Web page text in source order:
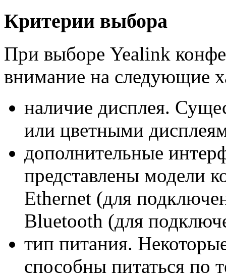
Критерии выбора
При выборе Yealink
внимание на следующие
наличие дисплея.
или цветными
дополнительные
представлены модели
Ethernet (для
Bluetooth (для
тип питания.
способны питаться по